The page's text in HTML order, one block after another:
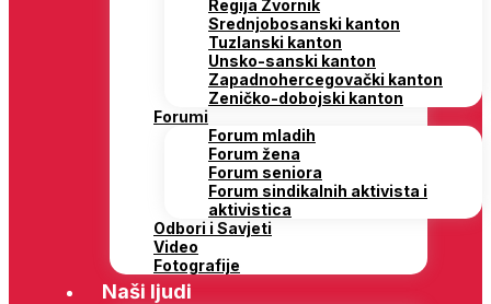
Regija Zvornik
Srednjobosanski kanton
Tuzlanski kanton
Unsko-sanski kanton
Zapadnohercegovački kanton
Zeničko-dobojski kanton
Forumi
Forum mladih
Forum žena
Forum seniora
Forum sindikalnih aktivista i
aktivistica
Odbori i Savjeti
Video
Fotografije
Naši ljudi